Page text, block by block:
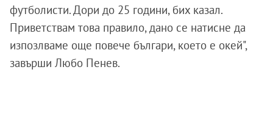
футболисти. Дори до 25 години, бих казал.
Приветствам това правило, дано се натисне да
изпозлваме още повече българи, което е окей",
завърши Любо Пенев.